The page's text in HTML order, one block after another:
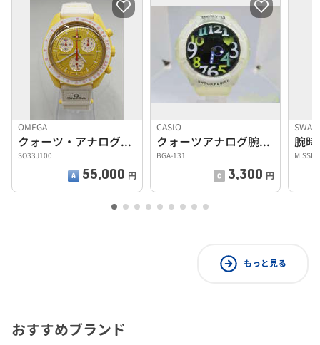
OMEGA
クォーツ・アナログ腕時計
SO33J100
55,000 円
CASIO
クォーツアナログ腕時計
BGA-131
3,300 円
腕
もっと見る
おすすめブランド